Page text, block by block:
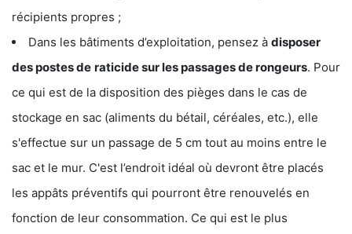
récipients propres ;
Dans les bâtiments d’exploitation, pensez à disposer
des postes de raticide sur les passages de rongeurs. Pour
ce qui est de la disposition des pièges dans le cas de
stockage en sac (aliments du bétail, céréales, etc.), elle
s'effectue sur un passage de 5 cm tout au moins entre le
sac et le mur. C'est l’endroit idéal où devront être placés
les appâts préventifs qui pourront être renouvelés en
fonction de leur consommation. Ce qui est le plus